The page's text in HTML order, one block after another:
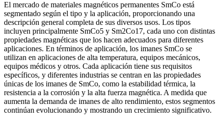
El mercado de materiales magnéticos permanentes SmCo está
segmentado según el tipo y la aplicación, proporcionando una
descripción general completa de sus diversos usos. Los tipos
incluyen principalmente SmCo5 y Sm2Co17, cada uno con distintas
propiedades magnéticas que los hacen adecuados para diferentes
aplicaciones. En términos de aplicación, los imanes SmCo se
utilizan en aplicaciones de alta temperatura, equipos mecánicos,
equipos médicos y otros. Cada aplicación tiene sus requisitos
específicos, y diferentes industrias se centran en las propiedades
únicas de los imanes de SmCo, como la estabilidad térmica, la
resistencia a la corrosión y la alta fuerza magnética. A medida que
aumenta la demanda de imanes de alto rendimiento, estos segmentos
continúan evolucionando y mostrando un crecimiento significativo.